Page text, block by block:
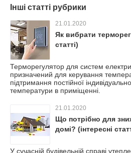
Інші статті рубрики
21.01.2020
Як вибрати
статті)
Терморегулятор для систем
призначений для керування
підтримання постійної
температури в приміщенні.
21.01.2020
Що потрібно для
домі? (інтересні
У сучасній будівельній справі